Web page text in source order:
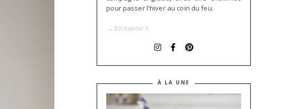
pour passer l'hiver au coin du feu.
→ En savoir +
À LA UNE